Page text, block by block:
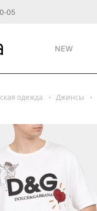
05
NEW
одежда Джинсы